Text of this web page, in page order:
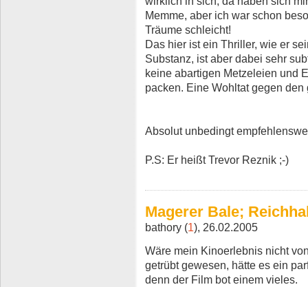
Memme, aber ich war schon
Träume schleicht!
Das hier ist ein Thriller, wie er
Substanz, ist aber dabei sehr
keine abartigen Metzeleien und
packen. Eine Wohltat gegen
Absolut unbedingt
P.S: Er heißt Trevor Reznik ;-)
Magerer Bale;
bathory (1), 26.02.2005
Wäre mein Kinoerlebnis nicht
getrübt gewesen, hätte es ein
denn der Film bot einem vieles.